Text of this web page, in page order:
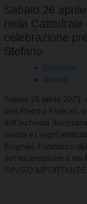
Sabato 26
nella Cattedrale
celebrazione
Stefano
Evidenza
Notizie
Sabato 26 aprile 2025,
San Pietro a Frascati,
dell’Inchiesta
santità e i segni
Borgheri, Fondatrice
dell’Incarnazione e dei
AVVISO